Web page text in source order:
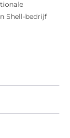
Shell-bedrijf